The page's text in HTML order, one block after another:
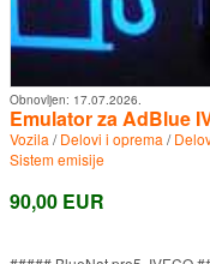
Obnovljen: 17.07.2026.
Emulator za AdBlue
Vozila /Delovi i oprema /
Sistem emisije
90,00 EUR